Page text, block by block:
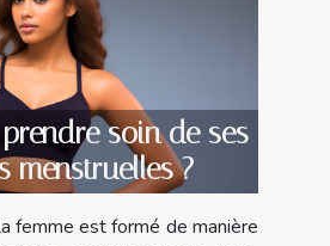
soin de ses
menstruelles ?
femme est formé de manière